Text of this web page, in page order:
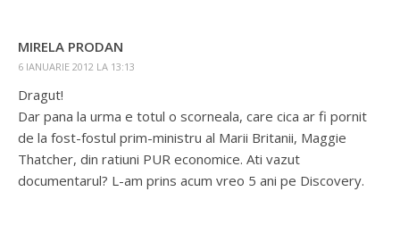
MIRELA PRODAN
6 IANUARIE 2012 LA 13:13
Dragut!
Dar pana la urma e totul o scorneala, care cica ar fi pornit
de la fost-fostul prim-ministru al Marii Britanii, Maggie
Thatcher, din ratiuni PUR economice. Ati vazut
documentarul? L-am prins acum vreo 5 ani pe Discovery.